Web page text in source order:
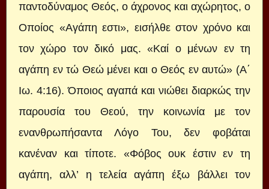
παντοδύναμος Θεός, ο άχρονος και αχώρητος, ο
Οποίος «Αγάπη εστι», εισήλθε στον χρόνο και
τον χώρο τον δικό μας. «Καί ο μένων εν τη
αγάπη εν τώ Θεώ μένει και ο Θεός εν αυτώ» (A΄
Ιω. 4:16). Όποιος αγαπά και νιώθει διαρκώς την
παρουσία του Θεού, την κοινωνία με τον
ενανθρωπήσαντα Λόγο Του, δεν φοβάται
κανέναν και τίποτε. «Φόβος ουκ έστιν εν τη
αγάπη, αλλ’ η τελεία αγάπη έξω βάλλει τον